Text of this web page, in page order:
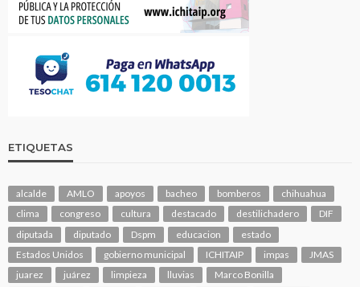
ETIQUETAS
alcalde AMLO apoyos bacheo bomberos
chihuahua
clima
congreso cultura destacado destilichadero
DIF
diputada
diputado Dspm educacion
estado
Estados Unidos
gobierno municipal ICHITAIP impas
JMAS
juarez
juárez limpieza lluvias
Marco Bonilla